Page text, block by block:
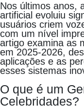
Nos últimos anos,
artificial evoluiu
usuários criem
com um nível
artigo examina as
em 2025-2026,
aplicações e as
esses sistemas
O que é um
Celebridades?